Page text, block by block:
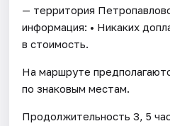
— территория
информация: • Никаких
в стоимость.
На маршруте
по знаковым местам.
Продолжительность 3, 5